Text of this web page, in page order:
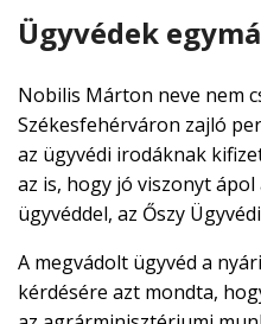
Ügyvédek
Nobilis Márton neve nem
Székesfehérváron zajló
az ügyvédi irodáknak
az is, hogy jó viszonyt
ügyvéddel, az Őszy
A megvádolt ügyvéd a
kérdésére azt mondta,